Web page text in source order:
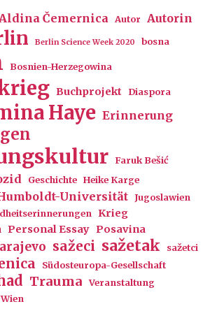
Čemernica Autor Autorin
Berlin Science Week 2020 bosna
Bosnien-Herzegowina
Buchprojekt Diaspora
Haye Erinnerung
Faruk Bešić
Geschichte Heike Karge
Universität Jugoslawien
Krieg
Personal Essay Posavina
sažeci sažetak
sažetci
Südosteuropa-Gesellschaft
Trauma Veranstaltung
Wien